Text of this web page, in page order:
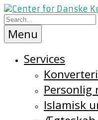
Skip
to
content
Center
for
Danske
Menu
Services
Personlig
Islamisk